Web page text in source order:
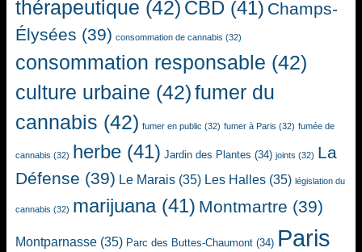
thérapeutique (42) CBD (41) Champs-
Élysées (39) consommation de cannabis (32)
consommation responsable (42)
culture urbaine (42)fumer du
cannabis (42) fumer en public (32) fumer à Paris (32) fumée de
cannabis (32) herbe (41) Jardin des Plantes (34) joints (32) La
Défense (39) Le Marais (35) Les Halles (35) législation du
cannabis (32) marijuana(41) Montmartre (39)
Montparnasse (35) Parc des Buttes-Chaumont (34) Paris